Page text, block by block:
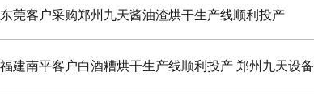
东莞客户采购郑州九天酱油渣烘干生产线顺利投产